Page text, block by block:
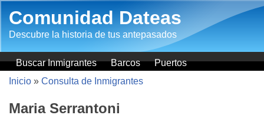
Comunidad Dateas
Descubre la historia de tus antepasados
Buscar Inmigrantes Barcos
Puertos
Inicio » Consulta de Inmigrantes
Maria Serrantoni